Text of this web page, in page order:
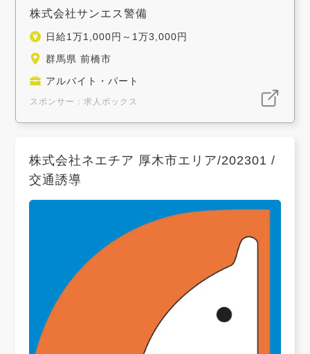
株式会社サンエス警備
日給1万1,000円～1万3,000円
群馬県 前橋市
アルバイト・パート
スポンサー：求人ボックス
株式会社ネエチア 厚木市エリア/202301 /
交通誘導